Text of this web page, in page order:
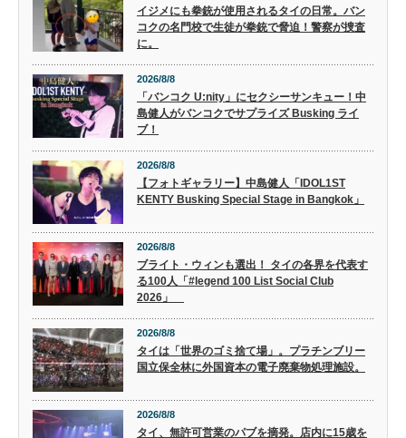
イジメにも拳銃が使用されるタイの日常。バン
コクの名門校で生徒が拳銃で脅迫！警察が捜査
に。
2026/8/8
「バンコク U:nity」にセクシーサンキュー！中
島健人がバンコクでサプライズ Busking ライ
ブ！
2026/8/8
【フォトギャラリー】中島健人「IDOL1ST
KENTY Busking Special Stage in Bangkok」
2026/8/8
ブライト・ウィンも選出！ タイの各界を代表す
る100人「#legend 100 List Social Club
2026」
2026/8/8
タイは「世界のゴミ捨て場」。プラチンブリー
国立保全林に外国資本の電子廃棄物処理施設。
2026/8/8
タイ、無許可営業のパブを摘発。店内に15歳を